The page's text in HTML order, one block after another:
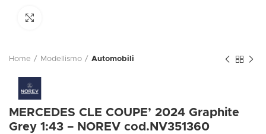
Home Modellismo Automobili
MERCEDES CLE COUPE’ 2024 Graphite
Grey 1:43 – NOREV cod.NV351360